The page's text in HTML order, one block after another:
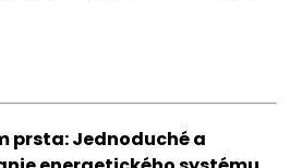
prsta: Jednoduché a